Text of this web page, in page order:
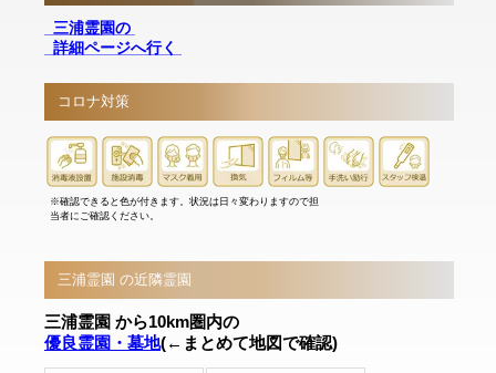
三浦霊園の
詳細ページへ行く
コロナ対策
※確認できると色が付きます。状況は日々変わりますので担
当者にご確認ください。
三浦霊園 の近隣霊園
三浦霊園 から10km圏内の
優良霊園・墓地(←まとめて地図で確認)